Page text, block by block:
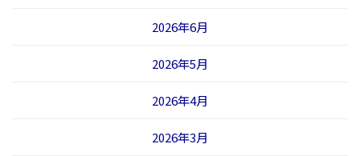
2026年6月
2026年5月
2026年4月
2026年3月